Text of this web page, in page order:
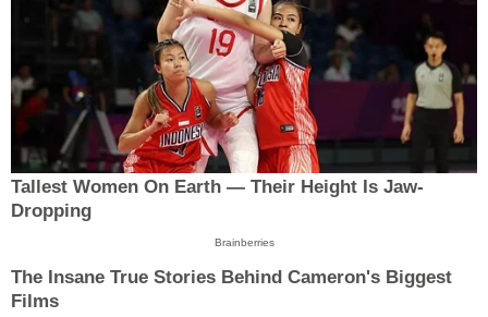
Tallest Women On Earth — Their Height Is Jaw-
Dropping
Brainberries
The Insane True Stories Behind Cameron's Biggest
Films